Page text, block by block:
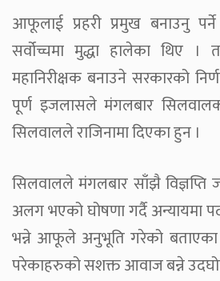
आफूलाई प्रहरी प्रमुख बनाउनु
सर्वोच्चमा मुद्धा हालेका थिए ।
महानिरीक्षक बनाउने सरकारको
पूर्ण इजलासले मंगलबार
सिलवालले राजिनामा दिएका हुन ।
सिलवालले मंगलबार साँझै विज्ञप्ति
अलग भएको घोषणा गर्दै अन्यायमा
भन्ने आफूले अनुभूति गरेको
परेकाहरुको सशक्त आवाज बन्ने